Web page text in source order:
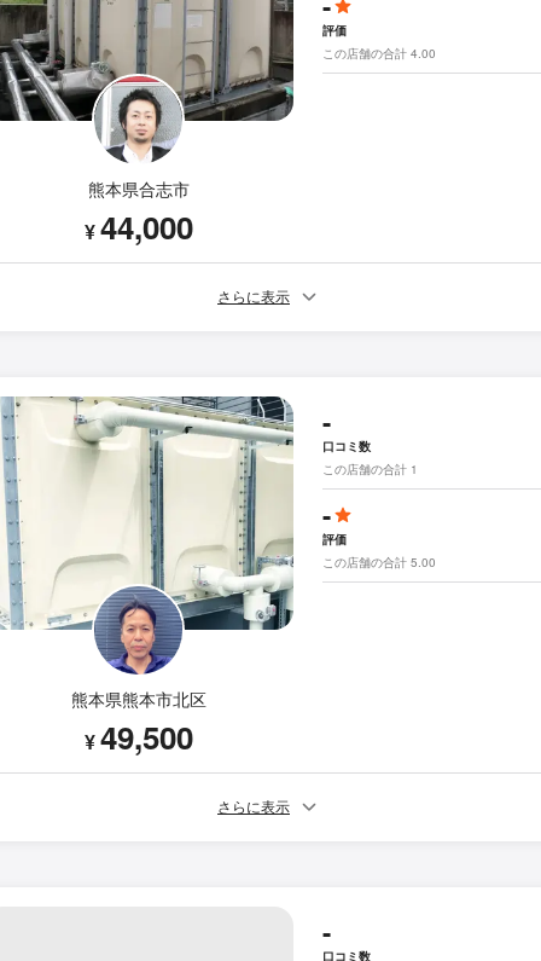
熊本県合志市
¥44,000
評価
この店舗の合計 4.00
さらに表示
熊本県熊本市北区
¥49,500
-
口コミ数
この店舗の合計 1
-
評価
この店舗の合計 5.00
さらに表示
-
口コミ数